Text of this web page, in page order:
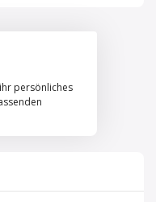
persönliches